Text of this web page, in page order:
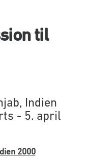
til
Indien
- 5. april
2000